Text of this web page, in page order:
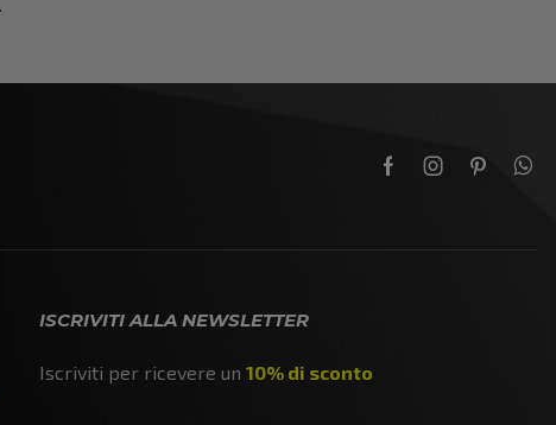
ISCRIVITI ALLA NEWSLETTER
Iscriviti per ricevere un 10% di sconto